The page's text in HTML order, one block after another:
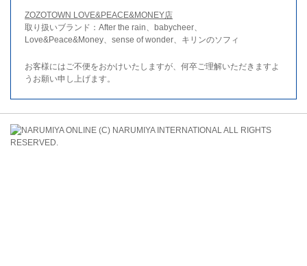
ZOZOTOWN LOVE&PEACE&MONEY店
取り扱いブランド：After the rain、babycheer、
Love&Peace&Money、sense of wonder、キリンのソフィ
お客様にはご不便をおかけいたしますが、何卒ご理解いただきますよ
うお願い申し上げます。